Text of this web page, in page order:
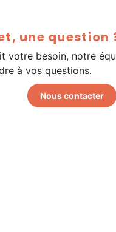
une question
votre besoin, notre
à vos questions.
Nous contacter